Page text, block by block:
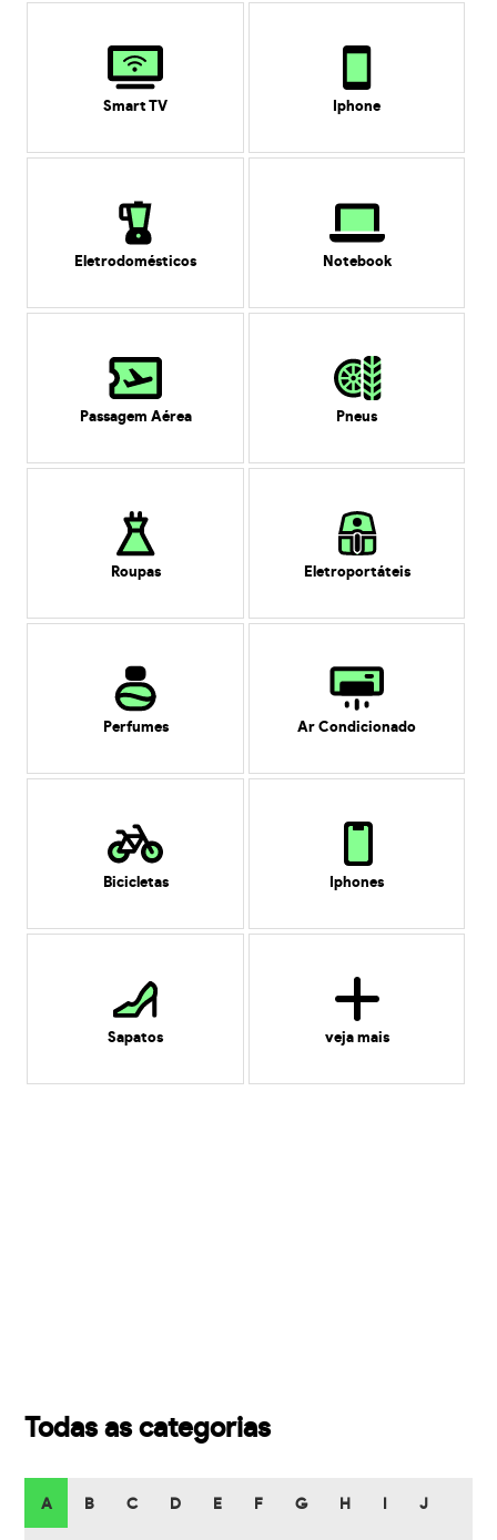
Smart TV Iphone
Eletrodomésticos Notebook
Passagem Aérea Pneus
Roupas Eletroportáteis
Perfumes Ar Condicionado
Bicicletas Iphones
Sapatos veja mais
Todas as categorias
A B C D E F G H J